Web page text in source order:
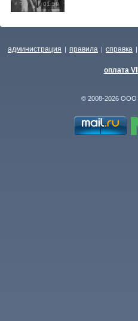
01:59
администрация | правила | справка |
оплата
© 2008-2026 ООО